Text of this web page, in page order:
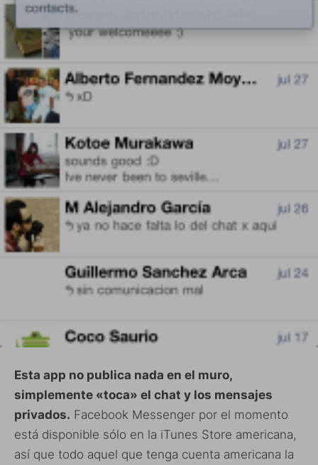
Esta app no publica nada en el muro,
simplemente «toca» el chat y los mensajes
privados. Facebook Messenger por el momento
está disponible sólo en la iTunes Store americana,
así que todo aquel que tenga cuenta americana la